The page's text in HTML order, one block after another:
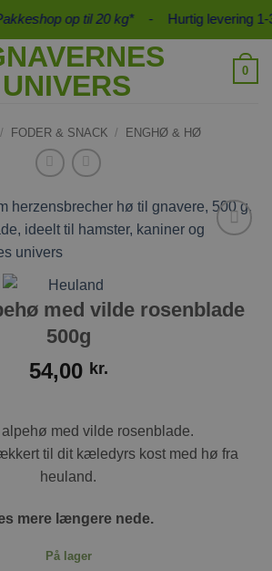
op til 20 kg*- Hurtig levering 1-3
0
/ FODER & SNACK / ENGHØ & HØ
med vilde rosenblade
500g
54,00 kr.
med vilde rosenblade.
til dit kæledyrs kost med hø fra
heuland.
mere længere nede.
På lager